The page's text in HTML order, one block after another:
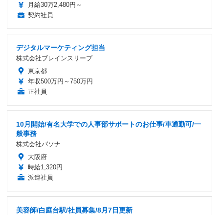
月給30万2,480円～
契約社員
デジタルマーケティング担当
株式会社ブレインスリープ
東京都
年収500万円～750万円
正社員
10月開始/有名大学での人事部サポートのお仕事/車通勤可/一
般事務
株式会社パソナ
大阪府
時給1,320円
派遣社員
美容師/白庭台駅/社員募集/8月7日更新